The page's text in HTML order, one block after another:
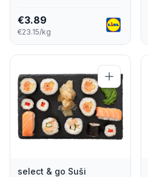
€3.89
€23.15/kg
select & go Suši